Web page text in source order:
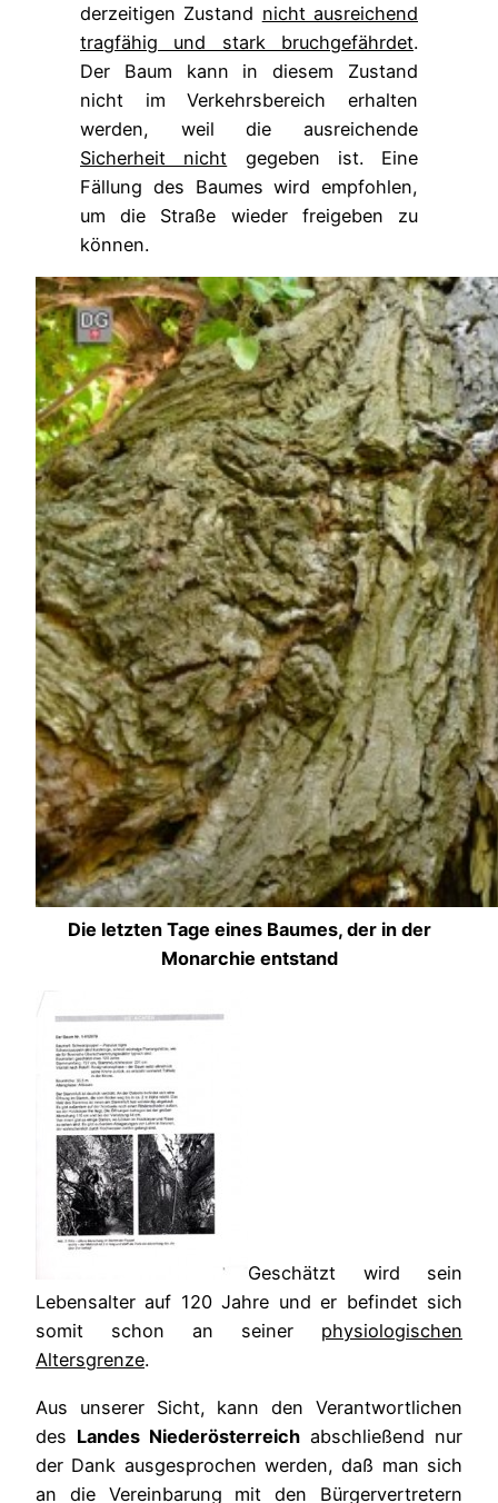
derzeitigen Zustand nicht ausreichend
tragfähig und stark bruchgefährdet.
Der Baum kann in diesem Zustand
nicht im Verkehrsbereich erhalten
werden, weil die ausreichende
Sicherheit nicht gegeben ist. Eine
Fällung des Baumes wird empfohlen,
um die Straße wieder freigeben zu
können.
Die letzten Tage eines Baumes, der in der
Monarchie entstand
Geschätzt wird sein
Lebensalter auf 120 Jahre und er befindet sich
somit schon an seiner physiologischen
Altersgrenze.
Aus unserer Sicht, kann den Verantwortlichen
des Landes Niederösterreich abschließend nur
der Dank ausgesprochen werden, daß man sich
an die Vereinbarung mit den Bürgervertretern